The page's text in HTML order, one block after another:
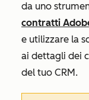
da uno
contratti
e utilizzare la
ai dettagli dei
del tuo CRM.